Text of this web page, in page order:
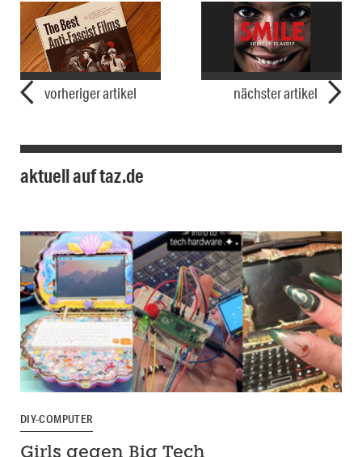
vorheriger artikel nächster artikel
aktuell auf taz.de
DIY-COMPUTER
Girls gegen Big Tech